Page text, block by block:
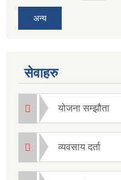
अन्य
सेवाहरु
योजना सम्झौता
व्यवसाय दर्ता